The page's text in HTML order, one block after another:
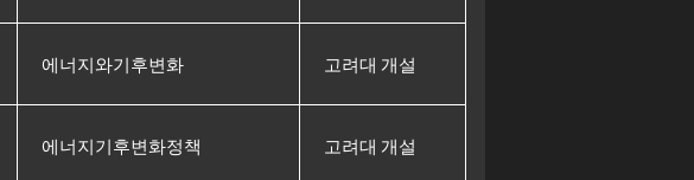
에너지와기후변화 고려대 개설
에너지기후변화정책 고려대 개설